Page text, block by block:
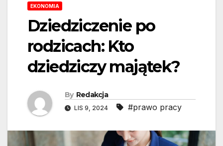
EKONOMIA
Dziedziczenie po
rodzicach: Kto
dziedziczy majątek?
By Redakcja
LIS 9, 2024 #prawo pracy